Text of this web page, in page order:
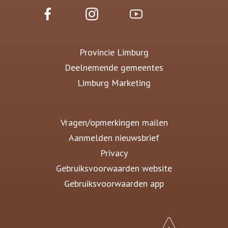
Provincie Limburg
Deelnemende gemeentes
Limburg Marketing
Vragen/opmerkingen mailen
Aanmelden nieuwsbrief
Privacy
Gebruiksvoorwaarden website
Gebruiksvoorwaarden app